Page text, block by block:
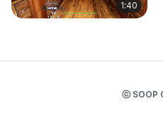
1:40
ⓒ SOOP